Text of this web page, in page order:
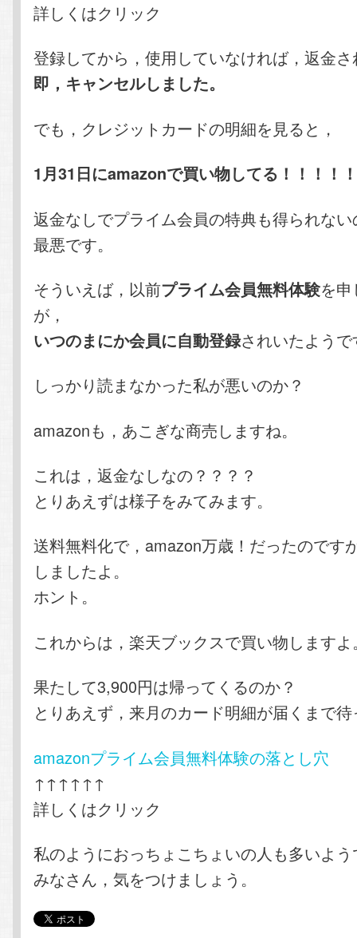
詳しくはクリック
登録してから，使用していなければ，返金
即，キャンセルしました。
でも，クレジットカードの明細を見ると，
1月31日にamazonで買い物してる！！！！
返金なしでプライム会員の特典も得られな
最悪です。
そういえば，以前プライム会員無料体験を
が，
いつのまにか会員に自動登録されいたようで
しっかり読まなかった私が悪いのか？
amazonも，あこぎな商売しますね。
これは，返金なしなの？？？？
とりあえずは様子をみてみます。
送料無料化で，amazon万歳！だったのです
しましたよ。
ホント。
これからは，楽天ブックスで買い物しますよ
果たして3,900円は帰ってくるのか？
とりあえず，来月のカード明細が届くまで
amazonプライム会員無料体験の落とし穴
↑↑↑↑↑↑
詳しくはクリック
私のようにおっちょこちょいの人も多いよ
みなさん，気をつけましょう。